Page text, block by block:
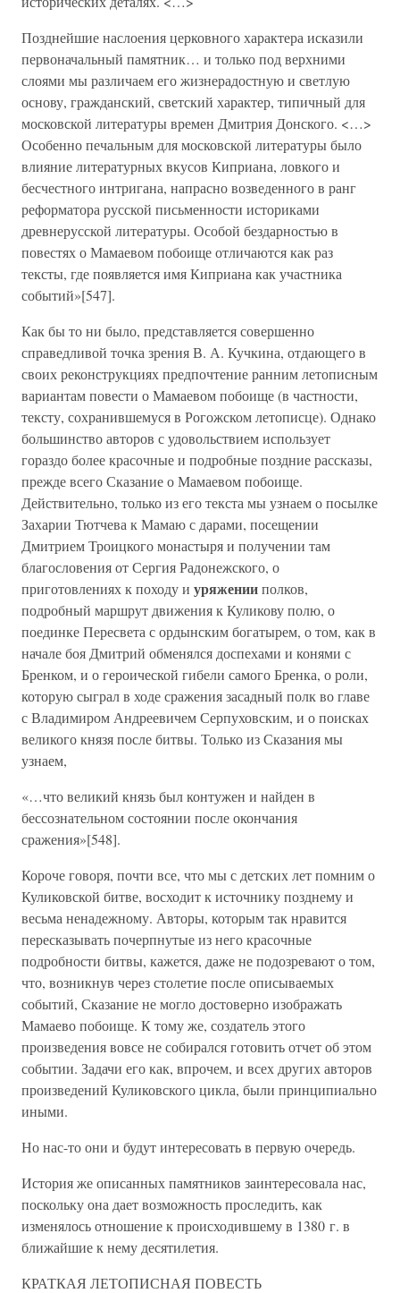
Позднейшие наслоения церковного характера исказили
первоначальный памятник… и только под верхними
слоями мы различаем его жизнерадостную и светлую
основу, гражданский, светский характер, типичный для
московской литературы времен Дмитрия Донского. <…>
Особенно печальным для московской литературы было
влияние литературных вкусов Киприана, ловкого и
бесчестного интригана, напрасно возведенного в ранг
реформатора русской письменности историками
древнерусской литературы. Особой бездарностью в
повестях о Мамаевом побоище отличаются как раз
тексты, где появляется имя Киприана как участника
событий»[547].
Как бы то ни было, представляется совершенно
справедливой точка зрения В. А. Кучкина, отдающего в
своих реконструкциях предпочтение ранним летописным
вариантам повести о Мамаевом побоище (в частности,
тексту, сохранившемуся в Рогожском летописце). Однако
большинство авторов с удовольствием использует
гораздо более красочные и подробные поздние рассказы,
прежде всего Сказание о Мамаевом побоище.
Действительно, только из его текста мы узнаем о посылке
Захарии Тютчева к Мамаю с дарами, посещении
Дмитрием Троицкого монастыря и получении там
благословения от Сергия Радонежского, о
приготовлениях к походу и уряженииполков,
подробный маршрут движения к Куликову полю, о
поединке Пересвета с ордынским богатырем, о том, как в
начале боя Дмитрий обменялся доспехами и конями с
Бренком, и о героической гибели самого Бренка, о роли,
которую сыграл в ходе сражения засадный полк во главе
с Владимиром Андреевичем Серпуховским, и о поисках
великого князя после битвы. Только из Сказания мы
узнаем,
«…что великий князь был контужен и найден в
бессознательном состоянии после окончания
сражения»[548].
Короче говоря, почти все, что мы с детских лет помним о
Куликовской битве, восходит к источнику позднему и
весьма ненадежному. Авторы, которым так нравится
пересказывать почерпнутые из него красочные
подробности битвы, кажется, даже не подозревают о том,
что, возникнув через столетие после описываемых
событий, Сказание не могло достоверно изображать
Мамаево побоище. К тому же, создатель этого
произведения вовсе не собирался готовить отчет об этом
событии. Задачи его как, впрочем, и всех других авторов
произведений Куликовского цикла, были принципиально
иными.
Но нас-то они и будут интересовать в первую очередь.
История же описанных памятников заинтересовала нас,
поскольку она дает возможность проследить, как
изменялось отношение к происходившему в 1380 г. в
ближайшие к нему десятилетия.
КРАТКАЯ ЛЕТОПИСНАЯ ПОВЕСТЬ